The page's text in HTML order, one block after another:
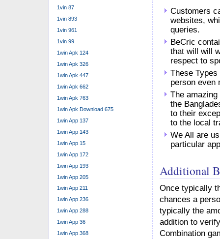
Customers
websites,
queries.
BeCric
that will will
respect to
These
person even
The
the
to their
to the local
We All are
particular
Additional
Once typically
chances a
typically the
addition to
Combination
1vin 87
1vin 893
1vin 961
1vin 99
1win Apk 124
1win Apk 326
1win Apk 447
1win Apk 662
1win Apk 763
1win Apk Download 675
1win App 137
1win App 143
1win App 15
1win App 172
1win App 193
1win App 205
1win App 211
1win App 236
1win App 288
1win App 36
1win App 368